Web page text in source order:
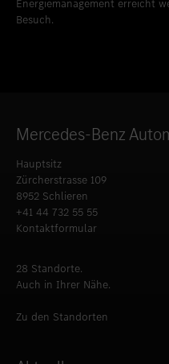
Energiemanagement erreicht
Besuch.
Mercedes-Benz
Hauptsitz
Zürcherstrasse 109
8952 Schlieren
+41 44 732 55 55
Kontaktformular
28 Standorte.
Auch in Ihrer Nähe.
Zu den Standorten